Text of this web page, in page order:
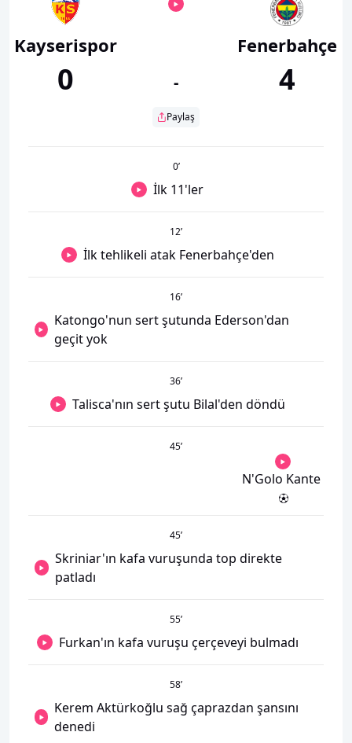
Kayserispor
0 -
Paylaş
Fenerbahçe
4
0’
İlk 11'ler
12’
İlk tehlikeli atak Fenerbahçe'den
16’
Katongo'nun sert şutunda Ederson'dan
geçit yok
36’
Talisca'nın sert şutu Bilal'den döndü
45’
N'Golo Kante
45’
Skriniar'ın kafa vuruşunda top direkte
patladı
55’
Furkan'ın kafa vuruşu çerçeveyi bulmadı
58’
Kerem Aktürkoğlu sağ çaprazdan şansını
denedi